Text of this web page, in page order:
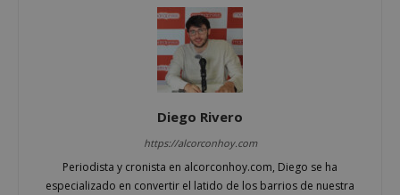
Diego Rivero
https://alcorconhoy.com
Periodista y cronista en alcorconhoy.com, Diego se ha
especializado en convertir el latido de los barrios de nuestra
Cookies no clasificadas
Las cookies estrictamente necesarias permiten la
funcionalidad principal del sitio web, como el
inicio de sesión de usuario y la gestión de cuentas.
las cookies estrictamente necesarias.
Proveedor
PHPSESSID
PHP.net